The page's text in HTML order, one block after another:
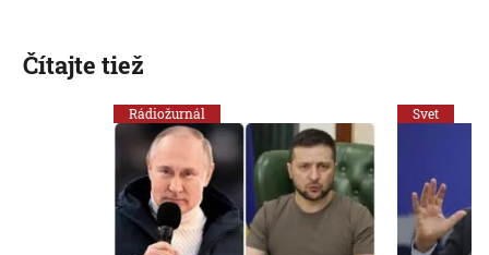
Čítajte tiež
Rádiožurnál Svet